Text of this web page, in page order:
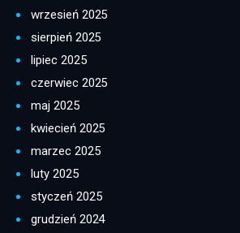
wrzesień 2025
sierpień 2025
lipiec 2025
czerwiec 2025
maj 2025
kwiecień 2025
marzec 2025
luty 2025
styczeń 2025
grudzień 2024